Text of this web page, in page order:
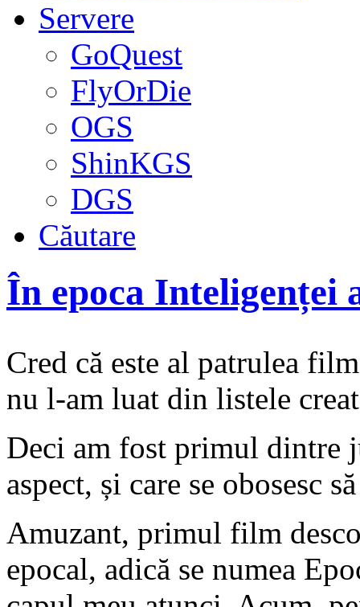
Servere
GoQuest
FlyOrDie
OGS
ShinKGS
DGS
Căutare
În epoca Inteligenței
Cred că este al patrulea
nu l-am luat din listele
Deci am fost primul dintre
aspect, și care se obosesc
Amuzant, primul film
epocal, adică se numea